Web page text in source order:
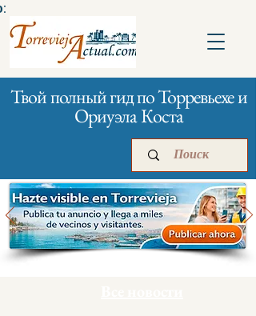
Твой полный гид по Торревьехе и
Ориуэла Коста
Главная Реклама